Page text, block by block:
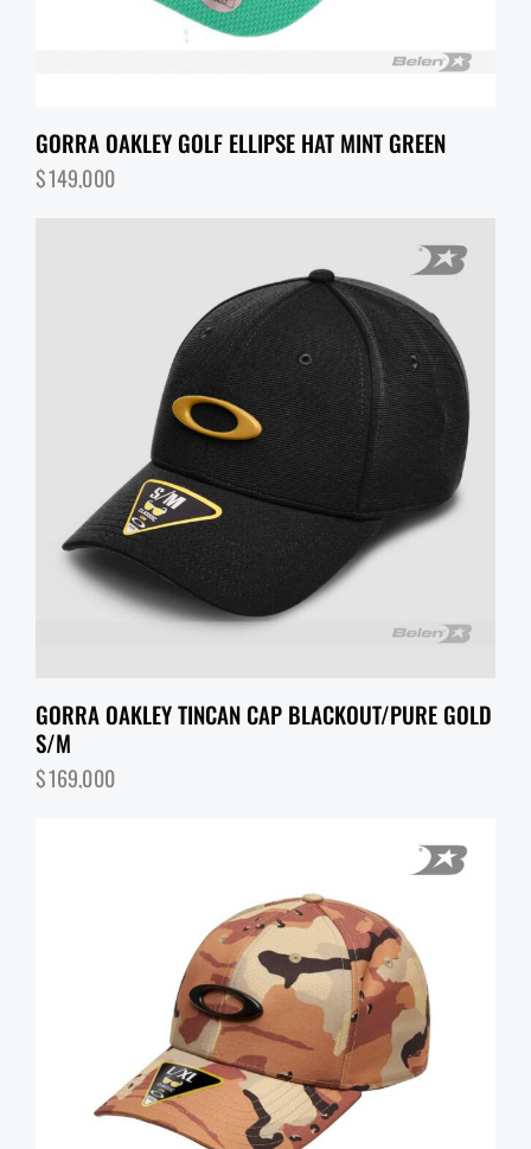
GORRA OAKLEY GOLF ELLIPSE HAT MINT GREEN
$149,000
GORRA OAKLEY TINCAN CAP BLACKOUT/PURE GOLD
S/M
$169,000